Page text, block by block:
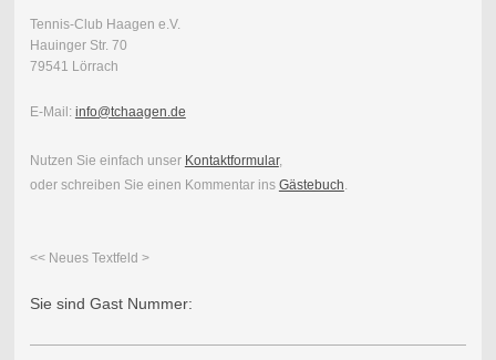
Tennis-Club Haagen e.V.
Hauinger Str. 70
79541 Lörrach
E-Mail: info@tchaagen.de
Nutzen Sie einfach unser Kontaktformular,
oder schreiben Sie einen Kommentar ins Gästebuch.
<< Neues Textfeld >
Sie sind Gast Nummer: